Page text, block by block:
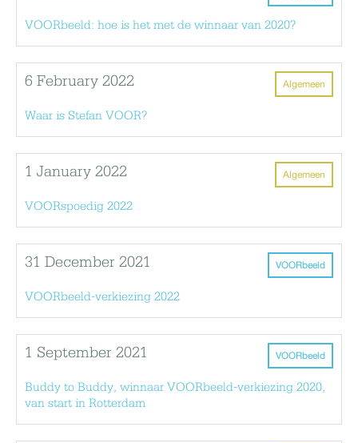
VOORbeeld: hoe is het met de winnaar van 2020?
Algemeen
6 February 2022
Waar is Stefan VOOR?
Algemeen
1 January 2022
VOORspoedig 2022
VOORbeeld
31 December 2021
VOORbeeld-verkiezing 2022
VOORbeeld
1 September 2021
Buddy to Buddy, winnaar VOORbeeld-verkiezing 2020,
van start in Rotterdam